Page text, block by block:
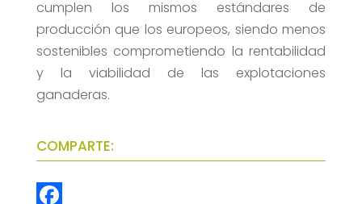
cumplen los mismos estándares de
producción que los europeos, siendo menos
sostenibles comprometiendo la rentabilidad
y la viabilidad de las explotaciones
ganaderas.
COMPARTE: